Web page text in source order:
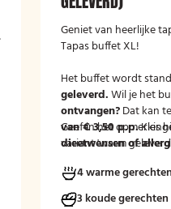
Geniet van heerlijke
Tapas buffet XL!
Het buffet wordt
geleverd.Wil je het
ontvangen?Dat kan
van € 3,50 p.p.Kies
variant 'warm
Geef in het
dieetwensen of
mee kunnen houden.
4 warme gerechten
3 koude gerechten